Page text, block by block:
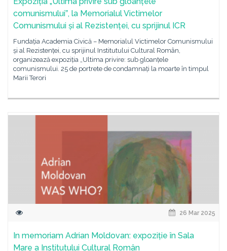
comunismuluiˮ, la Memorialul Victimelor
Comunismului și al Rezistenței, cu sprijinul ICR
Fundația Academia Civică – Memorialul Victimelor Comunismului
și al Rezistenței, cu sprijinul Institutului Cultural Român,
organizează expoziția „Ultima privire: sub gloanțele
comunismului. 25 de portrete de condamnați la moarte în timpul
Marii Terori
26 Mar 2025
In memoriam Adrian Moldovan: expoziție în Sala
Mare a Institutului Cultural Român